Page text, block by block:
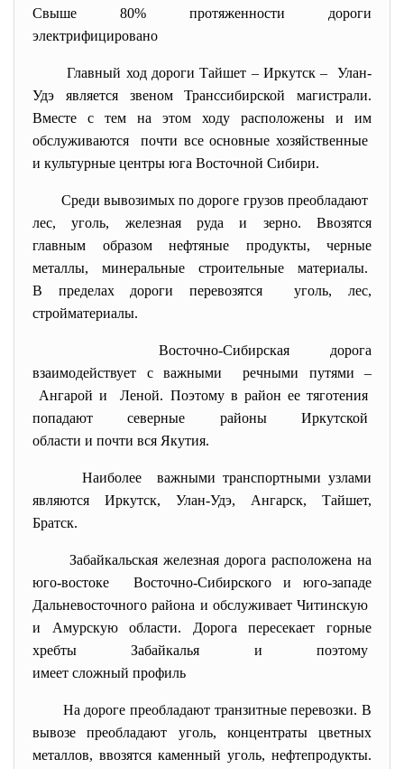
Свыше 80% протяженности дороги
электрифицировано
Главный ход дороги Тайшет – Иркутск – Улан-
Удэ является звеном Транссибирской магистрали.
Вместе с тем на этом ходу расположены и им
обслуживаются почти все основные хозяйственные
и культурные центры юга Восточной Сибири.
Среди вывозимых по дороге грузов преобладают
лес, уголь, железная руда и зерно. Ввозятся
главным образом нефтяные продукты, черные
металлы, минеральные строительные материалы.
В пределах дороги перевозятся уголь, лес,
стройматериалы.
Восточно-Сибирская дорога
взаимодействует с важными речными путями –
Ангарой и Леной. Поэтому в район ее тяготения
попадают северные районы Иркутской
области и почти вся Якутия.
Наиболее важными транспортными узлами
являются Иркутск, Улан-Удэ, Ангарск, Тайшет,
Братск.
Забайкальская железная дорога расположена на
юго-востоке Восточно-Сибирского и юго-западе
Дальневосточного района и обслуживает Читинскую
и Амурскую области. Дорога пересекает горные
хребты Забайкалья и поэтому
имеет сложный профиль
На дороге преобладают транзитные перевозки. В
вывозе преобладают уголь, концентраты цветных
металлов, ввозятся каменный уголь, нефтепродукты.